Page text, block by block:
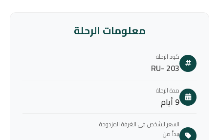
معلومات الرحلة
كود الرحلة
RU- 203
مدة الرحلة
9 أيام
السعر للشخص فى الغرفة المزدوجة
يبدأ من